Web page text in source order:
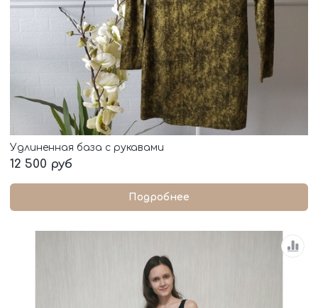
Удлиненная база с рукавами
12 500 руб
Подробнее